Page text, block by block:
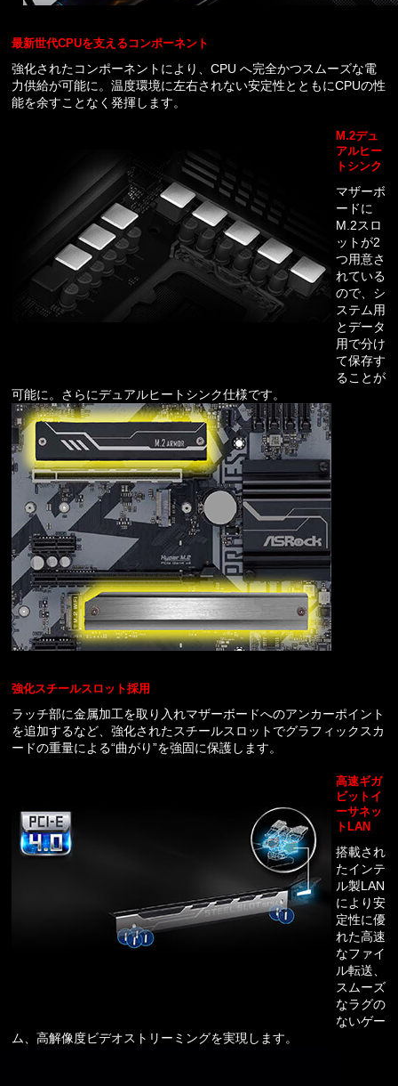
最新世代CPUを支えるコンポーネント
強化されたコンポーネントにより、CPU へ完全かつスムーズな電
力供給が可能に。温度環境に左右されない安定性とともにCPUの性
能を余すことなく発揮します。
M.2デュ
アルヒー
トシンク
マザーボ
ードに
M.2スロ
ットが2
つ用意さ
れている
ので、シ
ステム用
とデータ
用で分け
て保存す
ることが
可能に。さらにデュアルヒートシンク仕様です。
強化スチールスロット採用
ラッチ部に金属加工を取り入れマザーボードへのアンカーポイント
を追加するなど、強化されたスチールスロットでグラフィックスカ
ードの重量による“曲がり”を強固に保護します。
高速ギガ
ビットイ
ーサネッ
トLAN
搭載され
たインテ
ル製LAN
により安
定性に優
れた高速
なファイ
ル転送、
スムーズ
なラグの
ないゲー
ム、高解像度ビデオストリーミングを実現します。